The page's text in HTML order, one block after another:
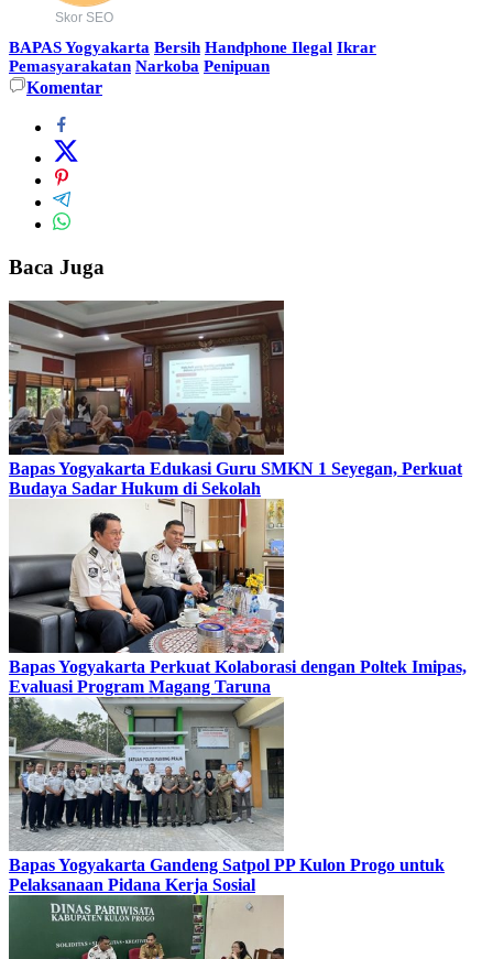
Skor SEO
BAPAS Yogyakarta Bersih Handphone Ilegal Ikrar
Pemasyarakatan Narkoba Penipuan
Komentar
Baca Juga
Bapas Yogyakarta Edukasi Guru SMKN 1 Seyegan, Perkuat
Budaya Sadar Hukum di Sekolah
Bapas Yogyakarta Perkuat Kolaborasi dengan Poltek Imipas,
Evaluasi Program Magang Taruna
Bapas Yogyakarta Gandeng Satpol PP Kulon Progo untuk
Pelaksanaan Pidana Kerja Sosial